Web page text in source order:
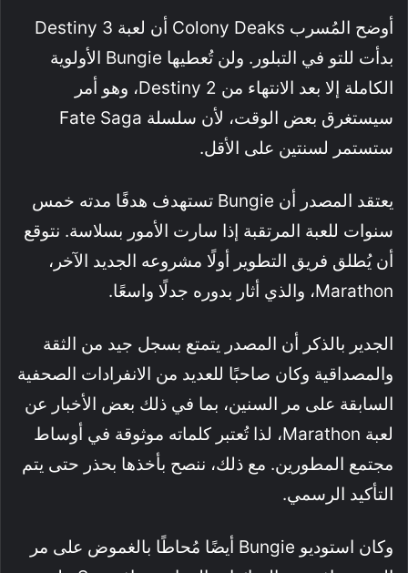
أوضح المُسرب Colony Deaks أن لعبة Destiny 3
بدأت للتو في التبلور. ولن تُعطيها Bungie الأولوية
الكاملة إلا بعد الانتهاء من Destiny 2، وهو أمر
سيستغرق بعض الوقت، لأن سلسلة Fate Saga
ستستمر لسنتين على الأقل.
يعتقد المصدر أن Bungie تستهدف هدفًا مدته خمس
سنوات للعبة المرتقبة إذا سارت الأمور بسلاسة. نتوقع
أن يُطلق فريق التطوير أولًا مشروعه الجديد الآخر،
Marathon، والذي أثار بدوره جدلًا واسعًا.
الجدير بالذكر أن المصدر يتمتع بسجل جيد من الثقة
والمصداقية وكان صاحبًا للعديد من الانفرادات الصحفية
السابقة على مر السنين، بما في ذلك بعض الأخبار عن
لعبة Marathon، لذا تُعتبر كلماته موثوقة في أوساط
مجتمع المطورين. مع ذلك، ننصح بأخذها بحذر حتى يتم
التأكيد الرسمي.
وكان استوديو Bungie أيضًا مُحاطًا بالغموض على مر